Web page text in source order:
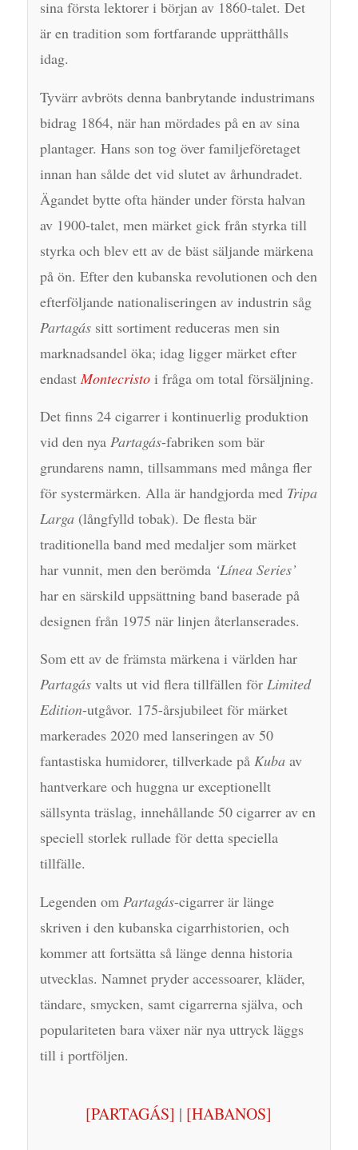
sina första lektorer i början av 1860-talet. Det
är en tradition som fortfarande upprätthålls
idag.
Tyvärr avbröts denna banbrytande industrimans
bidrag 1864, när han mördades på en av sina
plantager. Hans son tog över familjeföretaget
innan han sålde det vid slutet av århundradet.
Ägandet bytte ofta händer under första halvan
av 1900-talet, men märket gick från styrka till
styrka och blev ett av de bäst säljande märkena
på ön. Efter den kubanska revolutionen och den
efterföljande nationaliseringen av industrin såg
Partagássitt sortiment reduceras men sin
marknadsandel öka; idag ligger märket efter
endast Montecristoi fråga om total försäljning.
Det finns 24 cigarrer i kontinuerlig produktion
vid den nya Partagás-fabriken som bär
grundarens namn, tillsammans med många fler
för systermärken. Alla är handgjorda med Tripa
Larga(långfylld tobak). De flesta bär
traditionella band med medaljer som märket
har vunnit, men den berömda ‘Línea Series’
har en särskild uppsättning band baserade på
designen från 1975 när linjen återlanserades.
Som ett av de främsta märkena i världen har
Partagásvalts ut vid flera tillfällen för Limited
Edition-utgåvor. 175-årsjubileet för märket
markerades 2020 med lanseringen av 50
fantastiska humidorer, tillverkade på Kubaav
hantverkare och huggna ur exceptionellt
sällsynta träslag, innehållande 50 cigarrer av en
speciell storlek rullade för detta speciella
tillfälle.
Legenden om Partagás-cigarrer är länge
skriven i den kubanska cigarrhistorien, och
kommer att fortsätta så länge denna historia
utvecklas. Namnet pryder accessoarer, kläder,
tändare, smycken, samt cigarrerna själva, och
populariteten bara växer när nya uttryck läggs
till i portföljen.
[PARTAGÁS] | [HABANOS]